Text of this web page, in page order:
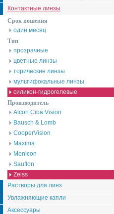
Контактные линзы
Срок ношения
один месяц
Тип
прозрачные
цветные линзы
торические линзы
мультифокальные линзы
силикон-гидрогелевые
Производитель
Alcon Ciba Vision
Bausch & Lomb
CooperVision
Maxima
Menicon
Sauflon
Zeiss
Растворы для линз
Увлажняющие капли
Аксессуары